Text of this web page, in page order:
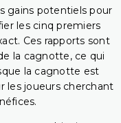
gains potentiels pour
les cinq premiers
Ces rapports sont
la cagnotte, ce qui
la cagnotte est
les joueurs cherchant